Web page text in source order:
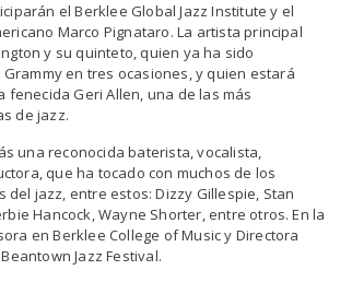
el Berklee Global Jazz Institute y el
Marco Pignataro. La artista principal
y su quinteto, quien ya ha sido
en tres ocasiones, y quien estará
fenecida Geri Allen, una de las más
de jazz.
una reconocida baterista, vocalista,
que ha tocado con muchos de los
del jazz, entre estos: Dizzy Gillespie, Stan
Hancock, Wayne Shorter, entre otros. En la
en Berklee College of Music y Directora
Jazz Festival.